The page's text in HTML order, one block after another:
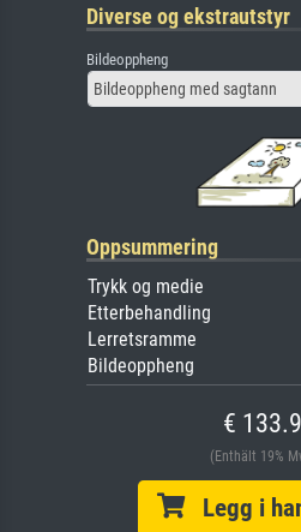
Diverse og ekstrautstyr
Bildeoppheng
Bildeoppheng med sagtann
Oppsummering
Trykk og medie
Etterbehandling
Lerretsramme
Bildeoppheng
€
(Enthält 19%
Legg i